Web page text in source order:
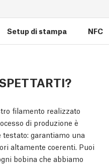
Setup di stampa NFC
filamento realizzato
di produzione è
garantiamo una
altamente coerenti. Puoi
bobina che abbiamo